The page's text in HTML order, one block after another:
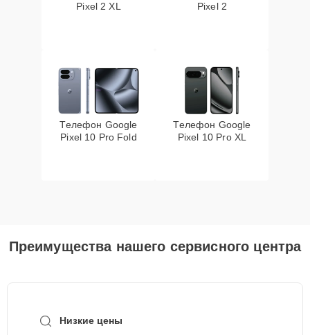
Pixel 2 XL
Pixel 2
Телефон Google
Pixel 10 Pro Fold
Телефон Google
Pixel 10 Pro XL
Преимущества нашего сервисного центра
Низкие цены